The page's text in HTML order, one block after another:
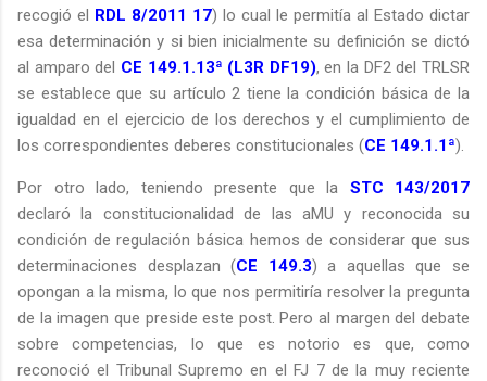
recogió el RDL 8/2011 17) lo cual le permitía al Estado dictar
esa determinación y si bien inicialmente su definición se dictó
al amparo del CE 149.1.13ª (L3R DF19), en la DF2 del TRLSR
se establece que su artículo 2 tiene la condición básica de la
igualdad en el ejercicio de los derechos y el cumplimiento de
los correspondientes deberes constitucionales (CE 149.1.1ª).
Por otro lado, teniendo presente que la STC 143/2017
declaró la constitucionalidad de las aMU y reconocida su
condición de regulación básica hemos de considerar que sus
determinaciones desplazan (CE 149.3) a aquellas que se
opongan a la misma, lo que nos permitiría resolver la pregunta
de la imagen que preside este post. Pero al margen del debate
sobre competencias, lo que es notorio es que, como
reconoció el Tribunal Supremo en el FJ 7 de la muy reciente